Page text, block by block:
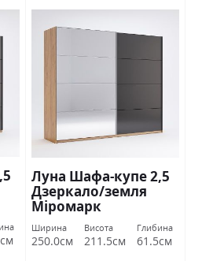
Луна Шафа-купе 2,5
Дзеркало/земля
Міромарк
Ширина
250.0см
Висота
211.5см
Глибина
61.5см